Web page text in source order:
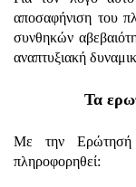
αποσαφήνιση του
συνθηκών
αναπτυξιακή
Τα
Με την Ερώτησή
πληροφορηθεί: